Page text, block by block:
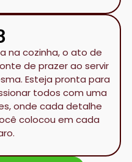
na cozinha, o ato de
de prazer ao servir
Esteja pronta para
todos com uma
onde cada detalhe
colocou em cada